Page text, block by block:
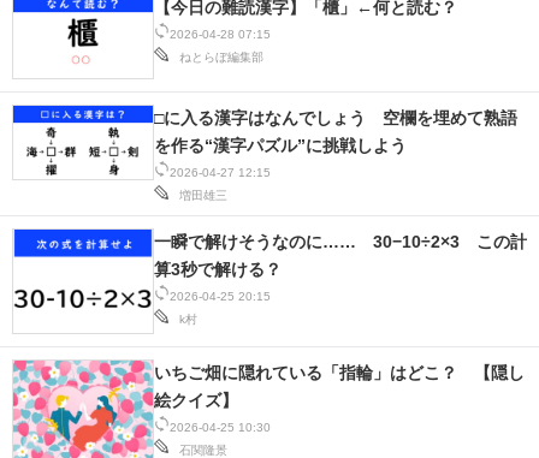
企業ITのトレンドを詳説
経営リーダーのコミュニティ
マーケ×ITの今がよく分かる
ITエンジニア向け専門サイト
企業向けIT製品の総合サイト
IT製品の技術・比較・事例
製造業のIT導入・活用を支援
モノづくり技術者専門サイト
エレクトロニクス専門サイト
2026-04-28 07:15
ねとらぼ編集部
【今日の難読漢字】「櫃」←何と読む？
2026-04-27 12:15
増田雄三
□に入る漢字はなんでしょう 空欄を埋めて熟語
を作る“漢字パズル”に挑戦しよう
2026-04-25 20:15
k村
一瞬で解けそうなのに…… 30−10÷2×3 この計
算3秒で解ける？
2026-04-25 10:30
石関隆景
いちご畑に隠れている「指輪」はどこ？ 【隠し
絵クイズ】